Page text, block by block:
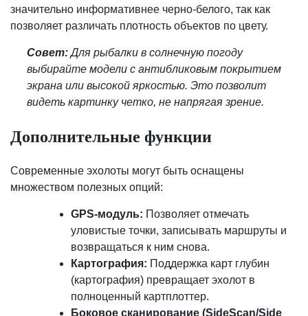
значительно информативнее черно-белого, так как
позволяет различать плотность объектов по цвету.
Совет:Для рыбалки в солнечную погоду
выбирайте модели с антибликовым покрытием
экрана или высокой яркостью. Это позволит
видеть картинку четко, не напрягая зрение.
Дополнительные функции
Современные эхолоты могут быть оснащены
множеством полезных опций:
GPS-модуль: Позволяет отмечать
уловистые точки, записывать маршруты и
возвращаться к ним снова.
Картография: Поддержка карт глубин
(картография) превращает эхолот в
полноценный картплоттер.
Боковое сканирование (SideScan/Side